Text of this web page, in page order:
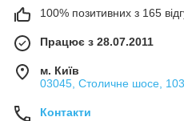
100% позитивних з 165
Працює з 28.07.2011
м. Київ
03045, Столичне шосе,
Контакти